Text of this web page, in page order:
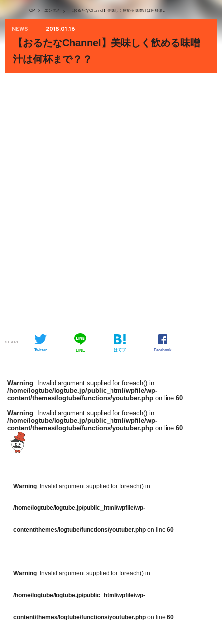
TOP > エンタメ > 【おるたなChannel】美味しく飲める味噌汁は何杯まで？？
NEWS 2018.01.16
【おるたなChannel】美味しく飲める味噌
汁は何杯まで？？
SHARE
Twitter LINE はてブ Facebook
Warning: Invalid argument supplied for foreach() in
/home/logtube/logtube.jp/public_html/wpfile/wp-
content/themes/logtube/functions/youtuber.php on line 60
Warning: Invalid argument supplied for foreach() in
/home/logtube/logtube.jp/public_html/wpfile/wp-
content/themes/logtube/functions/youtuber.php on line 60
Warning: Invalid argument supplied for foreach() in
/home/logtube/logtube.jp/public_html/wpfile/wp-
content/themes/logtube/functions/youtuber.php on line 60
Warning: Invalid argument supplied for foreach() in
/home/logtube/logtube.jp/public_html/wpfile/wp-
content/themes/logtube/functions/youtuber.php on line 60